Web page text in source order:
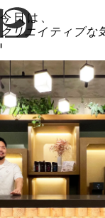
今日は、
クリエイティブな